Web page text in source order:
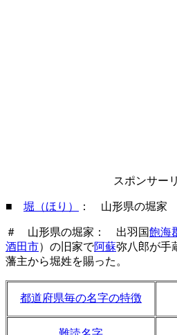
スポンサー
■ 堀（ほり） ： 山形県の堀家
＃ 山形県の堀家： 出羽国飽海
酒田市）の旧家で阿蘇弥八郎が手
藩主から堀姓を賜った。
都道府県毎の名字の特徴